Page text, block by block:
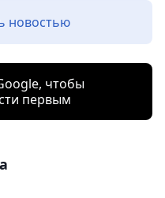
новостью
чтобы
первым